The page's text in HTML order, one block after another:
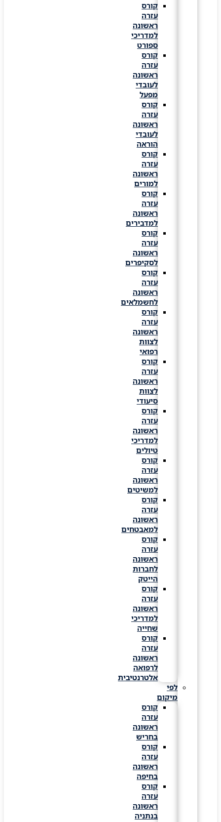
קורס
עזרה
ראשונה
למדריכי
ספורט
קורס
עזרה
ראשונה
לעובדי
מפעל
קורס
עזרה
ראשונה
לעובדי
הוראה
קורס
עזרה
ראשונה
למורים
קורס
עזרה
ראשונה
למדבירים
קורס
עזרה
ראשונה
לסקיפרים
קורס
עזרה
ראשונה
לחשמלאים
קורס
עזרה
ראשונה
לצוות
רפואי
קורס
עזרה
ראשונה
לצוות
סיעודי
קורס
עזרה
ראשונה
למדריכי
טיולים
קורס
עזרה
ראשונה
למשיטים
קורס
עזרה
ראשונה
למאבטחים
קורס
עזרה
ראשונה
לחברות
הייטק
קורס
עזרה
ראשונה
למדריכי
שחייה
קורס
עזרה
ראשונה
לרפואה
אלטרנטיבית
לפי
מיקום
קורס
עזרה
ראשונה
בחריש
קורס
עזרה
ראשונה
בחיפה
קורס
עזרה
ראשונה
בנתניה